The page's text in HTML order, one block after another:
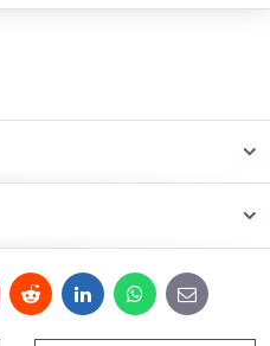
RedditLinkedInWhatsApp
E-
mail